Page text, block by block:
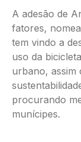
A adesão de
fatores,
tem vindo a
uso da
urbano, assim
procurando
munícipes.